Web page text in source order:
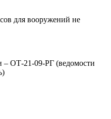
для вооружений не
– ОТ-21-09-РГ (ведомости